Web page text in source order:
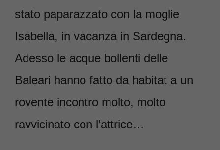
stato paparazzato con la moglie
Isabella, in vacanza in Sardegna.
Adesso le acque bollenti delle
Baleari hanno fatto da habitat a un
rovente incontro molto, molto
ravvicinato con l’attrice…